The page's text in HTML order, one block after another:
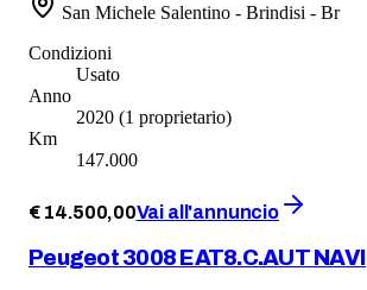
San Michele Salentino - Brindisi - Br
Condizioni
Usato
Anno
2020 (1 proprietario)
Km
147.000
€ 14.500,00Vai all'annuncio
Peugeot 3008 EAT8.C.AUT NAVI